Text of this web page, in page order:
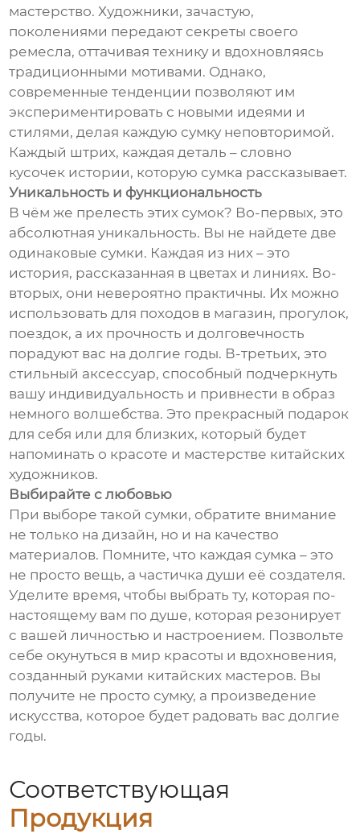
мастерство. Художники, зачастую,
поколениями передают секреты своего
ремесла, оттачивая технику и вдохновляясь
традиционными мотивами. Однако,
современные тенденции позволяют им
экспериментировать с новыми идеями и
стилями, делая каждую сумку неповторимой.
Каждый штрих, каждая деталь – словно
кусочек истории, которую сумка рассказывает.
Уникальность и функциональность
В чём же прелесть этих сумок? Во-первых, это
абсолютная уникальность. Вы не найдете две
одинаковые сумки. Каждая из них – это
история, рассказанная в цветах и линиях. Во-
вторых, они невероятно практичны. Их можно
использовать для походов в магазин, прогулок,
поездок, а их прочность и долговечность
порадуют вас на долгие годы. В-третьих, это
стильный аксессуар, способный подчеркнуть
вашу индивидуальность и привнести в образ
немного волшебства. Это прекрасный подарок
для себя или для близких, который будет
напоминать о красоте и мастерстве китайских
художников.
Выбирайте с любовью
При выборе такой сумки, обратите внимание
не только на дизайн, но и на качество
материалов. Помните, что каждая сумка – это
не просто вещь, а частичка души её создателя.
Уделите время, чтобы выбрать ту, которая по-
настоящему вам по душе, которая резонирует
с вашей личностью и настроением. Позвольте
себе окунуться в мир красоты и вдохновения,
созданный руками китайских мастеров. Вы
получите не просто сумку, а произведение
искусства, которое будет радовать вас долгие
годы.
Соответствующая
Продукция